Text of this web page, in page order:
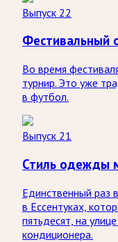
Выпуск 22
Фестивальный
Во время
турнир. Это уже
в футбол.
Выпуск 21
Стиль одежды
Единственный раз
в Ессентуках,
пятьдесят, на
кондиционера.